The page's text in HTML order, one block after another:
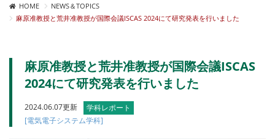
HOME
NEWS＆TOPICS
麻原准教授と荒井准教授が国際会議ISCAS 2024にて研究発表を行いました
麻原准教授と荒井准教授が国際会議ISCAS
2024にて研究発表を行いました
2024.06.07更新
学科レポート
[電気電子システム学科]